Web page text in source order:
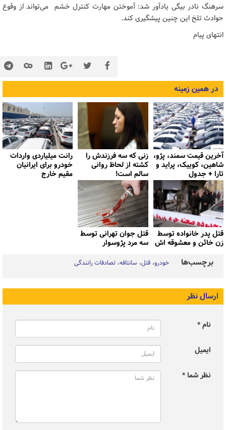
سرهنگ نادر بیگی یادآور شد: آموختن مهارت کنترل خشم می‌تواند از وقوع
حوادث تلخ این چنین پیشگیری کند.
انتهای پیام
در همین زمینه
آخرین قیمت سمند، پژو،
شاهین، کوییک، پراید و
تارا + جدول
زنی که سه فرزندش را
کشته از لحاظ روانی
سالم است!
رانت میلیاردی واردات
خودرو برای ایرانیان
مقیم خارج
قتل پدر خانواده توسط
زن خائن و معشوقه اش
قتل جوان تهرانی توسط
سه مرد پژوسوار
برچسب‌ها خودرو قتل سانتافه تصادفات رانندگی
ارسال نظر
نام *
ایمیل
نظر شما *